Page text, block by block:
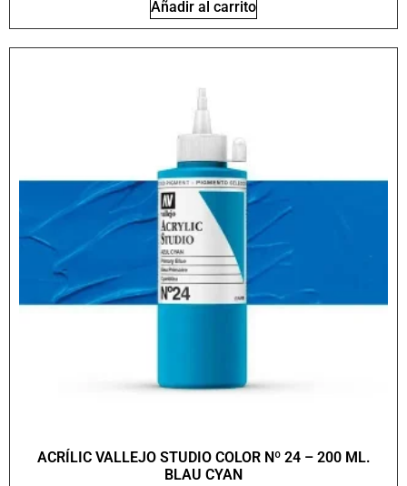
Añadir al carrito
ACRÍLIC VALLEJO STUDIO COLOR Nº 24 – 200 ML.
BLAU CYAN